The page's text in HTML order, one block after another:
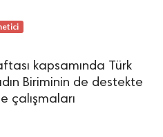
kapsamında Türk
Biriminin de destekte
çalışmaları